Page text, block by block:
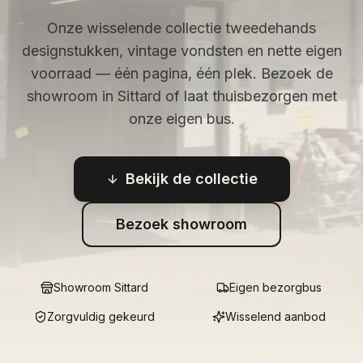
Onze wisselende collectie tweedehands
designstukken, vintage vondsten en nette eigen
voorraad — één pagina, één plek. Bezoek de
showroom in Sittard of laat thuisbezorgen met
onze eigen bus.
Bekijk de collectie
Bezoek showroom
Showroom Sittard Eigen bezorgbus
Zorgvuldig gekeurd Wisselend aanbod